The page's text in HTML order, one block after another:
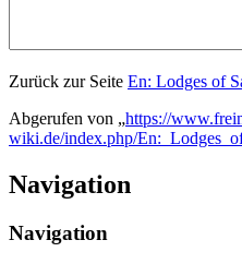
Zurück zur Seite En: Lodges of
Abgerufen von „https://
wiki.de/index.php/
Navigation
Navigation